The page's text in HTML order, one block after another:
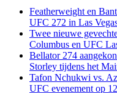
Featherweight en
UFC 272 in Las
Twee nieuwe
Columbus en UFC
Bellator 274
Storley tijdens het
Tafon Nchukwi vs.
UFC evenement op